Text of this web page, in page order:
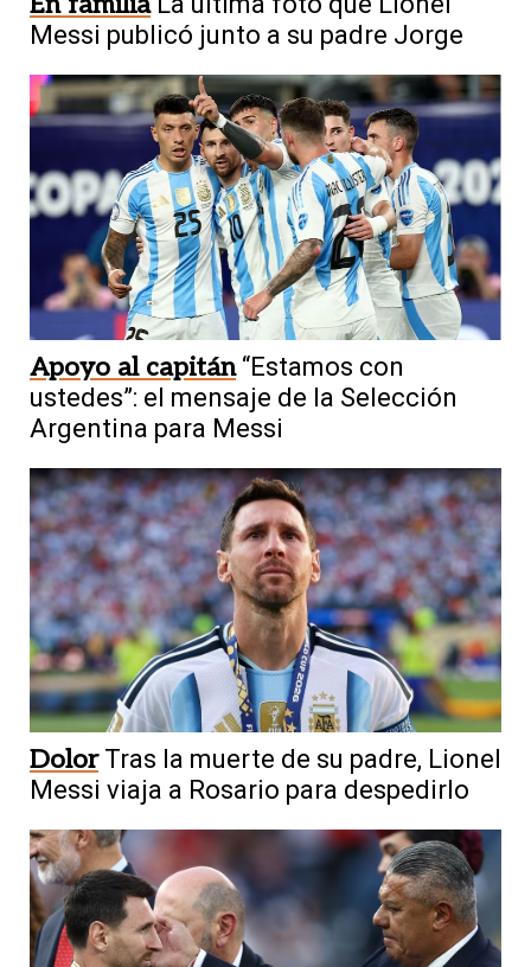
Messi publicó junto a su padre Jorge
Apoyo al capitán “Estamos con
ustedes”: el mensaje de la Selección
Argentina para Messi
Dolor Tras la muerte de su padre, Lionel
Messi viaja a Rosario para despedirlo